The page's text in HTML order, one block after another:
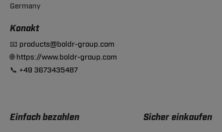
Germany
Konakt
📧 products@boldr-group.com
🌐https://www.boldr-group.com
📞 +49 3673435487
Einfach bezahlen Sicher einkaufen